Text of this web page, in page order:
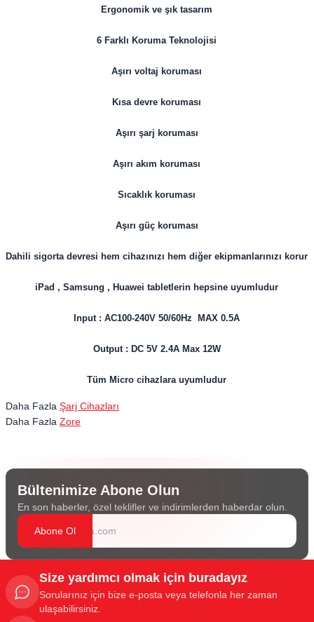
Ergonomik ve şık tasarım
6 Farklı Koruma Teknolojisi
Aşırı voltaj koruması
Kısa devre koruması
Aşırı şarj koruması
Aşırı akım koruması
Sıcaklık koruması
Aşırı güç koruması
Dahili sigorta devresi hem cihazınızı hem diğer ekipmanlarınızı korur
iPad , Samsung , Huawei tabletlerin hepsine uyumludur
Input : AC100-240V 50/60Hz MAX 0.5A
Output : DC 5V 2.4A Max 12W
Tüm Micro cihazlara uyumludur
Daha Fazla Şarj Cihazları
Daha Fazla Zore
Bültenimize Abone Olun
En son haberler, özel teklifler ve indirimlerden haberdar olun.
Abone Ol
Size yardımcı olmak için buradayız
Sorularınız için bize e-posta veya telefonla her zaman
ulaşabilirsiniz.